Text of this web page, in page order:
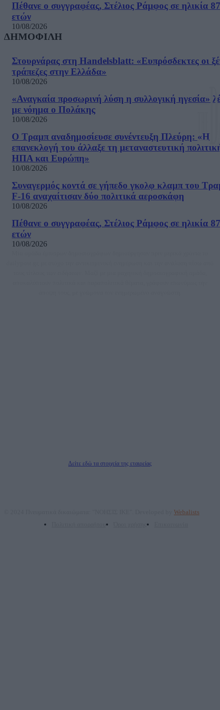
Πέθανε ο συγγραφέας, Στέλιος Ράμφος σε ηλικία 87
ετών
10/08/2026
ΔΗΜΟΦΙΛΗ
Στουρνάρας στη Handelsblatt: «Ευπρόσδεκτες οι
τράπεζες στην Ελλάδα»
10/08/2026
«Αναγκαία προσωρινή λύση η συλλογική ηγεσία»
με νόημα ο Πολάκης
10/08/2026
Ο Τραμπ αναδημοσίευσε συνέντευξη Πλεύρη: «Η
επανεκλογή του άλλαξε τη μεταναστευτική
ΗΠΑ και Ευρώπη»
10/08/2026
Συναγερμός κοντά σε γήπεδο γκολφ κλαμπ του
F-16 αναχαίτισαν δύο πολιτικά αεροσκάφη
10/08/2026
Πέθανε ο συγγραφέας, Στέλιος Ράμφος σε ηλικία 87
ετών
10/08/2026
Δείτε εδώ τα στοιχεία της εταιρείας
Webalists